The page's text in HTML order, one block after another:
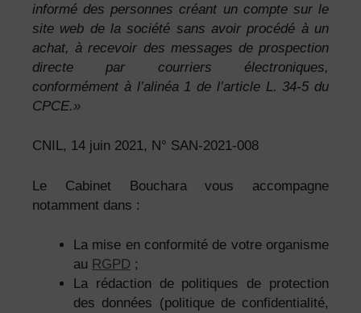
informé des personnes créant un compte sur le
site web de la société sans avoir procédé à un
achat, à recevoir des messages de prospection
directe par courriers électroniques,
conformément à l’alinéa 1 de l’article L. 34-5 du
CPCE.»
CNIL, 14 juin 2021, N° SAN-2021-008
Le Cabinet Bouchara vous accompagne
notamment dans :
La mise en conformité de votre organisme
au RGPD ;
La rédaction de politiques de protection
des données (politique de confidentialité,